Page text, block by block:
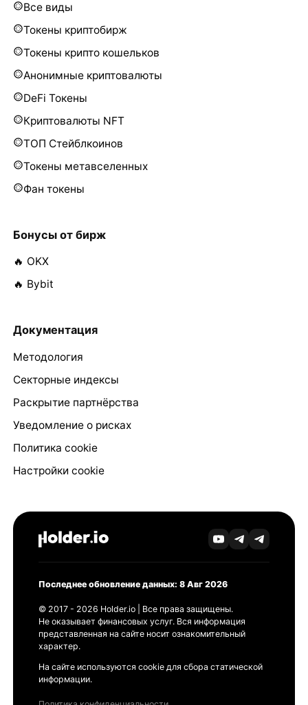
Все виды
Токены криптобирж
Токены крипто кошельков
Анонимные криптовалюты
DeFi Токены
Криптовалюты NFT
ТОП Стейблкоинов
Токены метавселенных
Фан токены
Бонусы от бирж
🔥 OKX
🔥 Bybit
Документация
Методология
Секторные индексы
Раскрытие партнёрства
Уведомление о рисках
Политика cookie
Настройки cookie
Последнее обновление данных: 8 Авг 2026
© 2017 - 2026 Holder.io | Все права защищены.
Не оказывает финансовых услуг. Вся информация
представленная на сайте носит ознакомительный
характер.
На сайте используются cookie для сбора статической
информации.